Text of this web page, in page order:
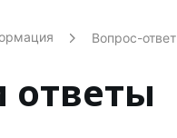
Вопрос-ответ
ответы